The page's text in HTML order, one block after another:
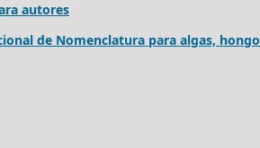
autores
de Nomenclatura para algas,